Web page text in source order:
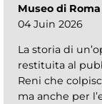
Museo di Roma
04 Juin 2026
La storia di
restituita al
Reni che
ma anche per